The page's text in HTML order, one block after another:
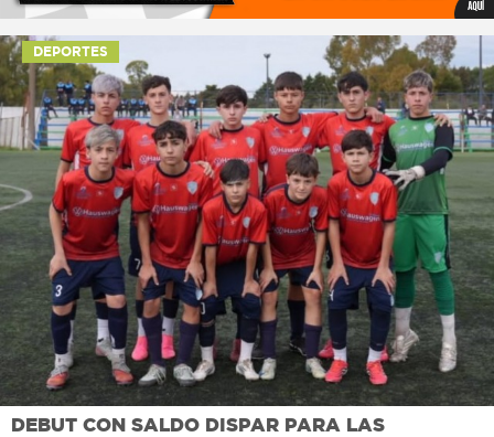
DEPORTES
DEBUT CON SALDO DISPAR PARA LAS